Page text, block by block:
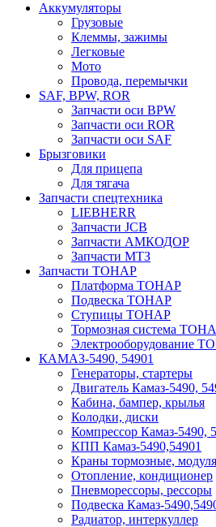
Аккумуляторы
Грузовые
Клеммы, зажимы
Легковые
Мото
Провода, перемычки
SAF, BPW, ROR
Запчасти оси BPW
Запчасти оси ROR
Запчасти оси SAF
Брызговики
Для прицепа
Для тягача
Запчасти спецтехника
LIEBHERR
Запчасти JCB
Запчасти АМКОДОР
Запчасти МТЗ
Запчасти ТОНАР
Платформа ТОНАР
Подвеска ТОНАР
Ступицы ТОНАР
Тормозная система
Электрооборудование
КАМАЗ-5490, 54901
Генераторы, стартеры
Двигатель Камаз-5490,
Кабина, бампер, крылья
Колодки, диски
Компрессор Камаз-5490,
КПП Камаз-5490,54901
Краны тормозные,
Отопление, кондиционер
Пневморессоры, рессоры
Подвеска Камаз-
Радиатор, интеркуллер